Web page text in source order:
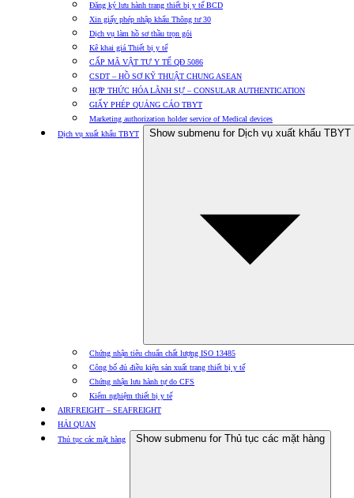
Đăng ký lưu hành trang thiết bị y tế BCD
Xin giấy phép nhập khẩu Thông tư 30
Dịch vụ làm hồ sơ thầu trọn gói
Kê khai giá Thiết bị y tế
CẤP MÃ VẬT TƯ Y TẾ QĐ 5086
CSDT – HỒ SƠ KỸ THUẬT CHUNG ASEAN
HỢP THỨC HÓA LÃNH SỰ – CONSULAR AUTHENTICATION
GIẤY PHÉP QUẢNG CÁO TBYT
Marketing authorization holder service of Medical devices
Dịch vụ xuất khẩu TBYT
Show submenu for Dịch vụ xuất khẩu TBYT
Chứng nhận tiêu chuẩn chất lượng ISO 13485
Công bố đủ điều kiện sản xuất trang thiết bị y tế
Chứng nhận lưu hành tự do CFS
Kiểm nghiệm thiết bị y tế
AIRFREIGHT – SEAFREIGHT
HẢI QUAN
Thủ tục các mặt hàng
Show submenu for Thủ tục các mặt hàng